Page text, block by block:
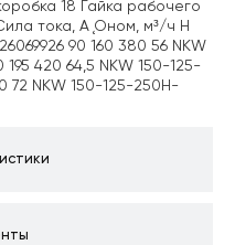
18 Гайка рабочего
тока, А Ǫном, м³/ч H
90 160 380 56 NKW
195 420 64,5 NKW 150-125-
72 NKW 150-125-250H-